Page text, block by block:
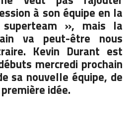
à son équipe en la
», mais la
va peut-être nous
Kevin Durant est
mercredi prochain
sa nouvelle équipe, de
idée.